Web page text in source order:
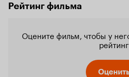
Рейтинг фильма
Оцените фильм, чтобы у
рейтинг